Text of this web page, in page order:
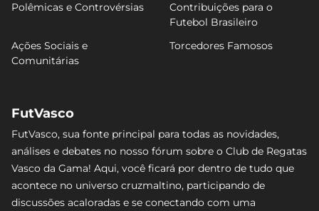
Polêmicas e Controvérsias
Contribuições para o
Futebol Brasileiro
Ações Sociais e
Comunitárias
Torcedores Famosos
FutVasco
FutVasco, sua fonte principal para todas as novidades,
análises e debates no nosso fórum sobre o Club de Regatas
Vasco da Gama! Aqui, você ficará por dentro de tudo que
acontece no universo cruzmaltino, participando de
discussões acaloradas e se conectando com uma